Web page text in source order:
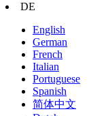
DE
English
German
French
Italian
Portuguese
Spanish
简体中文